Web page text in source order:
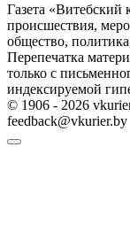
Газета «Витебский
происшествия,
общество,
Перепечатка
только с
индексируемой
© 1906 - 2026
feedback@vkurier.by